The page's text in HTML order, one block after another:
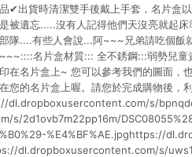
✔出貨時清潔雙手後戴上手套，名片盒
被遺忘.....沒有人記得他們天沒亮就起
隊....有些人會說...阿~~~兄弟請吃個飯
名片盒材質::: 全不銹鋼:::弱勢兒
在名片盒上~ 您可以參考我們的圖面，
您的名片盒上喔。請您於完成購物後
dl.dropboxusercontent.com/s/
s/2d1ovb7m22pp16m/
%E4%BF%AE.jpghttps://
dl.dropboxusercontent.com/s/